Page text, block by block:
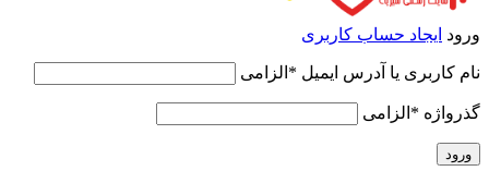
ورود ایجاد حساب کاربری
نام کاربری یا آدرس ایمیل * الزامی
گذرواژه * الزامی
ورود